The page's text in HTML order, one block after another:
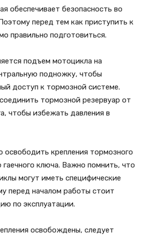
обеспечивает безопасность во
перед тем как приступить к
правильно подготовиться.
подъем мотоцикла на
подножку, чтобы
доступ к тормозной системе.
тормозной резервуар от
чтобы избежать давления в
освободить крепления тормозного
ключа. Важно помнить, что
могут иметь специфические
перед началом работы стоит
по эксплуатации.
освобождены, следует